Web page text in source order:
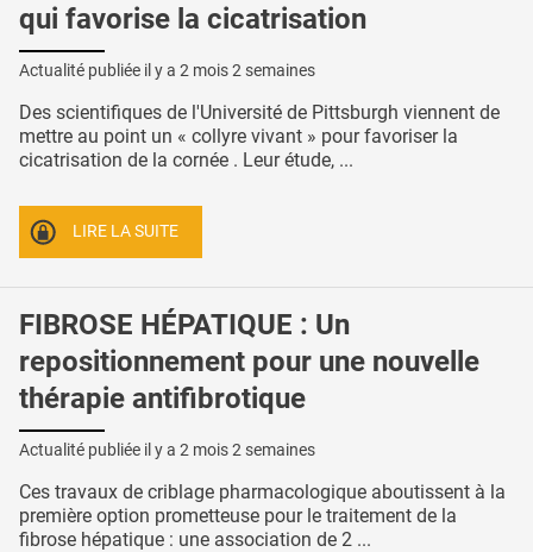
qui favorise la cicatrisation
Actualité publiée il y a 2 mois 2 semaines
Des scientifiques de l'Université de Pittsburgh viennent de
mettre au point un « collyre vivant » pour favoriser la
cicatrisation de la cornée . Leur étude, ...
LIRE LA SUITE
FIBROSE HÉPATIQUE : Un
repositionnement pour une nouvelle
thérapie antifibrotique
Actualité publiée il y a 2 mois 2 semaines
Ces travaux de criblage pharmacologique aboutissent à la
première option prometteuse pour le traitement de la
fibrose hépatique : une association de 2 ...